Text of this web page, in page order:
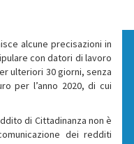
alcune precisazioni in
con datori di lavoro
ulteriori 30 giorni, senza
per l’anno 2020, di cui
di Cittadinanza non è
dei redditi